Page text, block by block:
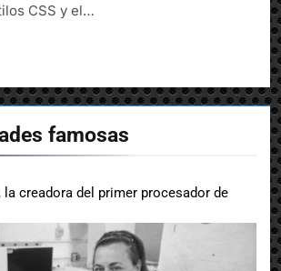
famosas
la creadora del primer procesador de
CSS y el…